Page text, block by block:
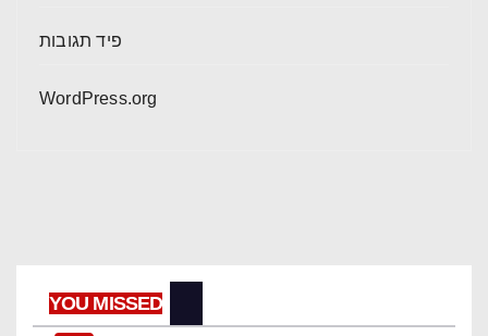
פיד תגובות
WordPress.org
YOU MISSED